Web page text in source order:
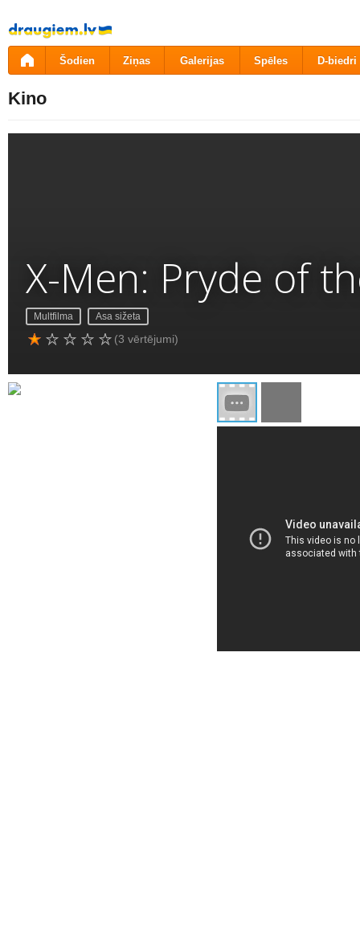
Pāriet
uz
saturu
Šodien Ziņas Galerijas Spēles D-biedri
Kino
X-Men: Pryde of
Multfilma Asa sižeta
(3 vērtējumi)